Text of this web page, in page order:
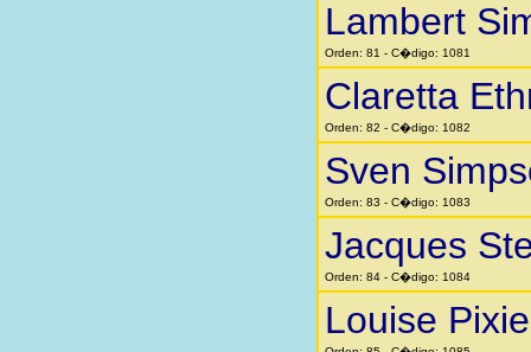
Lambert
Orden: 81 - C�digo: 1081
Claretta
Orden: 82 - C�digo: 1082
Sven
Orden: 83 - C�digo: 1083
Jacques
Orden: 84 - C�digo: 1084
Louise